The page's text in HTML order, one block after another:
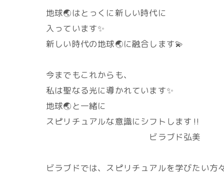
地球🌏️はとっくに新しい時代に
入っています✨
新しい時代の地球🌏️に融合します💫
今までもこれからも、
私は聖なる光に導かれています✨
地球🌏️と一緒に
スピリチュアルな意識にシフトします‼️
ビラブド弘美
ビラブドでは、スピリチュアルを学びたい方